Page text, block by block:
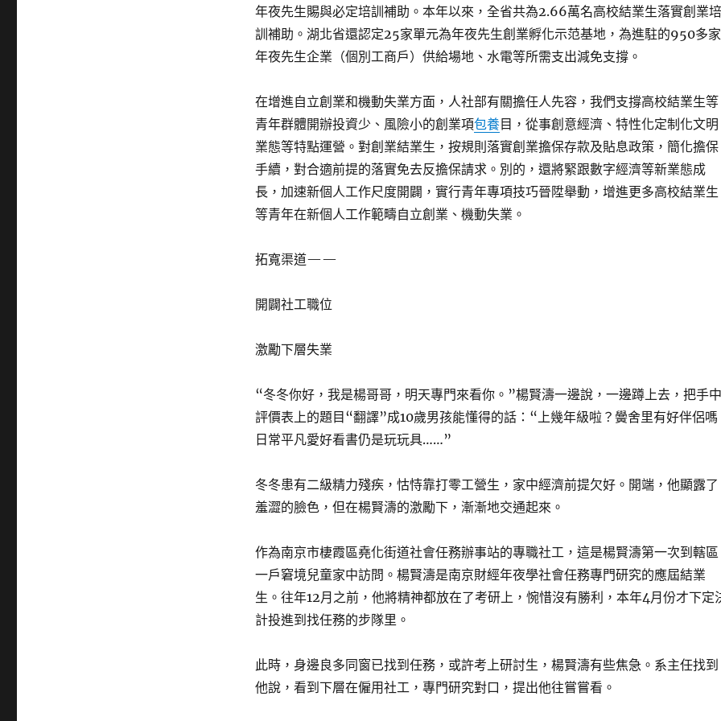
年夜先生賜與必定培訓補助。本年以來，全省共為2.66萬名高校結業生落實創業培
訓補助。湖北省還認定25家單元為年夜先生創業孵化示范基地，為進駐的950多家
年夜先生企業（個別工商戶）供給場地、水電等所需支出減免支撐。
在增進自立創業和機動失業方面，人社部有關擔任人先容，我們支撐高校結業生等
青年群體開辦投資少、風險小的創業項包養目，從事創意經濟、特性化定制化文明
業態等特點運營。對創業結業生，按規則落實創業擔保存款及貼息政策，簡化擔保
手續，對合適前提的落實免去反擔保請求。別的，還將緊跟數字經濟等新業態成
長，加速新個人工作尺度開闢，實行青年專項技巧晉陞舉動，增進更多高校結業生
等青年在新個人工作範疇自立創業、機動失業。
拓寬渠道——
開闢社工職位
激勵下層失業
“冬冬你好，我是楊哥哥，明天專門來看你。”楊賢濤一邊說，一邊蹲上去，把手中
評價表上的題目“翻譯”成10歲男孩能懂得的話：“上幾年級啦？黌舍里有好伴侶嗎
日常平凡愛好看書仍是玩玩具……”
冬冬患有二級精力殘疾，怙恃靠打零工營生，家中經濟前提欠好。開端，他顯露了
羞澀的臉色，但在楊賢濤的激勵下，漸漸地交通起來。
作為南京市棲霞區堯化街道社會任務辦事站的專職社工，這是楊賢濤第一次到轄區
一戶窘境兒童家中訪問。楊賢濤是南京財經年夜學社會任務專門研究的應屆結業
生。往年12月之前，他將精神都放在了考研上，惋惜沒有勝利，本年4月份才下定
計投進到找任務的步隊里。
此時，身邊良多同窗已找到任務，或許考上研討生，楊賢濤有些焦急。系主任找到
他說，看到下層在僱用社工，專門研究對口，提出他往嘗嘗看。